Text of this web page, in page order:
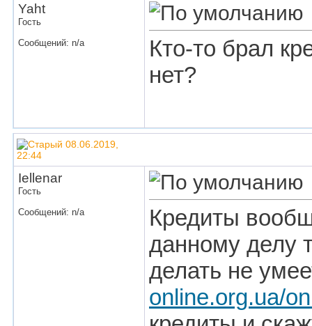
Yaht
Гость
Сообщений: n/a
Кто-то брал
нет?
08.06.2019,
22:44
Iellenar
Гость
Сообщений: n/a
Кредиты
данному делу
делать не
online.org.ua/